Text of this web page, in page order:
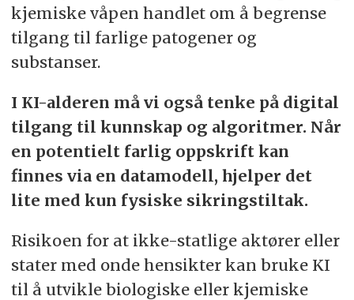
kjemiske våpen handlet om å begrense
tilgang til farlige patogener og
substanser.
I KI-alderen må vi også tenke på digital
tilgang til kunnskap og algoritmer. Når
en potentielt farlig oppskrift kan
finnes via en datamodell, hjelper det
lite med kun fysiske sikringstiltak.
Risikoen for at ikke-statlige aktører eller
stater med onde hensikter kan bruke KI
til å utvikle biologiske eller kjemiske